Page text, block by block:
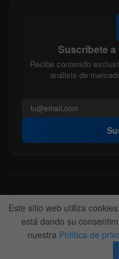
Suscríbete
Recibe contenido
análisis de
Acerca de nosotros
Contactanos
Anunciate
© 2022-2026BitFinanzas-
Este sitio web utiliza
está dando su
nuestra Política de